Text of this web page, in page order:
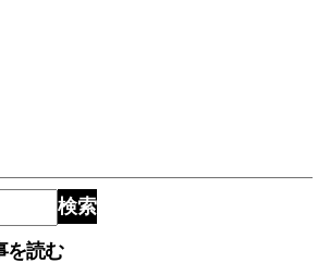
検索
を読む